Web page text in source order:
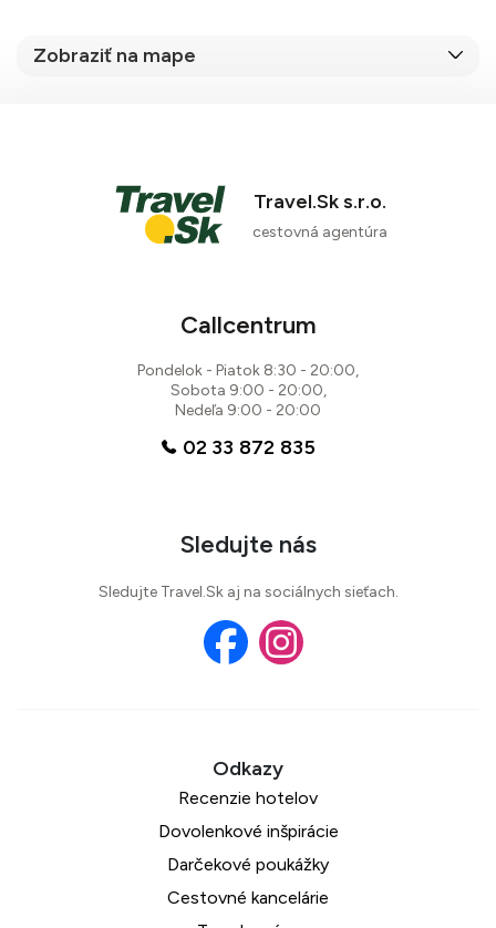
Zobraziť na mape
Travel.Sk s.r.o.
cestovná agentúra
Callcentrum
Pondelok - Piatok 8:30 - 20:00,
Sobota 9:00 - 20:00,
Nedeľa 9:00 - 20:00
02 33 872 835
Sledujte nás
Sledujte Travel.Sk aj na sociálnych sieťach.
Recenzie hotelov
Dovolenkové inšpirácie
Darčekové poukážky
Cestovné kancelárie